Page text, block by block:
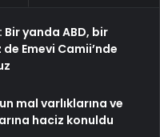
yanda ABD, bir
Emevi Camii’nde
mal varlıklarına ve
haciz konuldu